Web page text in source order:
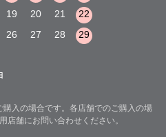
19 20 21
22
26 27 28
29
入の場合です。各店舗でのご購入の場
店舗にお問い合わせください。